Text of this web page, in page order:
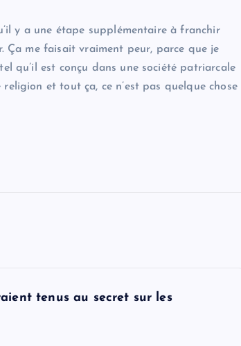
y a une étape supplémentaire à franchir
Ça me faisait vraiment peur, parce que je
qu’il est conçu dans une société patriarcale
et tout ça, ce n’est pas quelque chose
tenus au secret sur les